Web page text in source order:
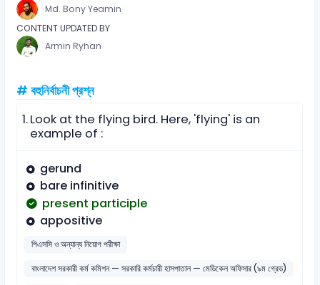
Md. Bony Yeamin
CONTENT UPDATED BY
Armin Ryhan
# বহুনির্বাচনী প্রশ্ন
1.Look at the flying bird. Here, 'flying' is an
example of :
gerund
bare infinitive
present participle
appositive
পিএসসি ও অন্যান্য নিয়োগ পরীক্ষা
বাংলাদেশ সরকারী কর্ম কমিশন — সরকারি কর্মচারী হাসপাতাল — মেডিকেল অফিসার (৯ম গ্রেড)